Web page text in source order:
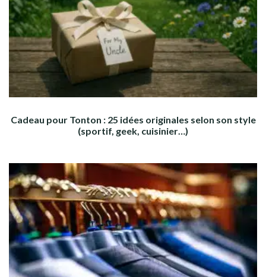
Cadeau pour Tonton : 25 idées originales selon son style
(sportif, geek, cuisinier…)